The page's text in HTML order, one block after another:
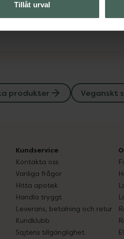
Tillåt urval
produkter Veganskt
Kundservice
Kontakta oss
Vanliga frågor
Hitta apotek
Handla tryggt
Leverans, betalning och retur
Kundklubb
Sajtens tillgänglighet